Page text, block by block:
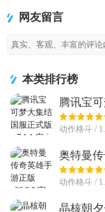
网友留言
本类排行榜
腾讯宝
卓手机版
动作格斗 /
奥特曼
最新版
动作格斗 /
晶核朝